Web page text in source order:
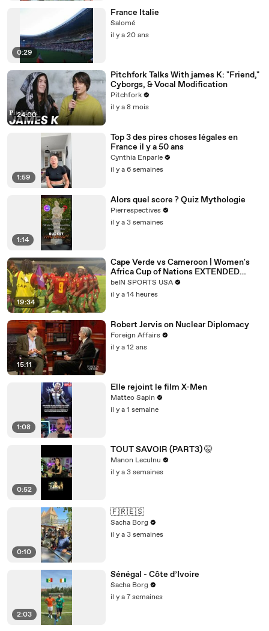
0:29
France Italie
Salomé
il y a 20 ans
24:00
Pitchfork Talks With james K: "Friend,"
Cyborgs, & Vocal Modification
Pitchfork
il y a 8 mois
1:59
Top 3 des pires choses légales en
France il y a 50 ans
Cynthia Enparle
il y a 6 semaines
1:14
Alors quel score ? Quiz Mythologie
Pierrespectives
il y a 3 semaines
19:34
Cape Verde vs Cameroon | Women's
Africa Cup of Nations EXTENDED
HIGHLIGHTS | 08062026 |
beINSportsUSA
beIN SPORTS USA
il y a 14 heures
15:11
Robert Jervis on Nuclear Diplomacy
Foreign Affairs
il y a 12 ans
1:08
Elle rejoint le film X-Men
Matteo Sapin
il y a 1 semaine
0:52
TOUT SAVOIR (PART3) 🤫
Manon Leculnu
il y a 3 semaines
0:10
🇫🇷🇪🇸
Sacha Borg
il y a 3 semaines
2:03
Sénégal - Côte d’Ivoire
Sacha Borg
il y a 7 semaines